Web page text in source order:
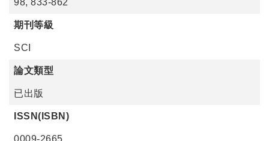
98, 833-862
期刊等級
SCI
論文類型
已出版
ISSN(ISBN)
0009-2665